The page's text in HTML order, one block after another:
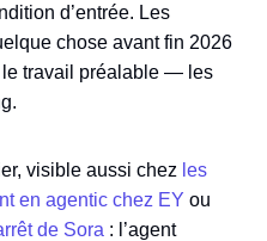
d’entrée. Les
chose avant fin 2026
le travail préalable — les
visible aussi chez les
en agentic chez EY ou
de Sora : l’agent